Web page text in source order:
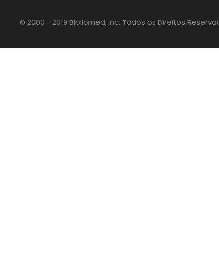
© 2000 - 2019 Bibliomed, Inc. Todos os Direitos